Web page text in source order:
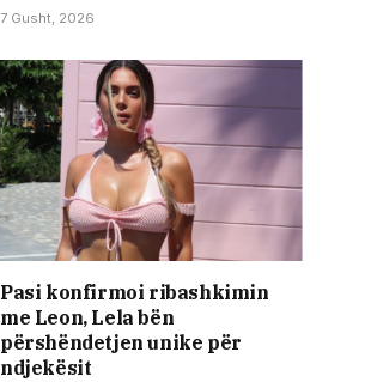
7 Gusht, 2026
Pasi konfirmoi ribashkimin
me Leon, Lela bën
përshëndetjen unike për
ndjekësit